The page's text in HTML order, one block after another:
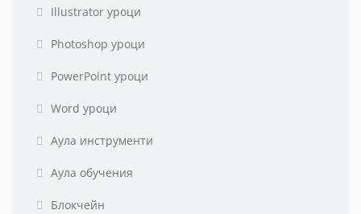
Illustrator уроци
Photoshop уроци
PowerPoint уроци
Word уроци
Аула инструменти
Аула обучения
Блокчейн